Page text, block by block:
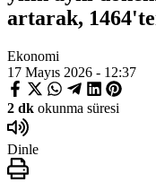
artarak,
Ekonomi
17 Mayıs 2026 - 12:37
2 dk okunma süresi
Dinle